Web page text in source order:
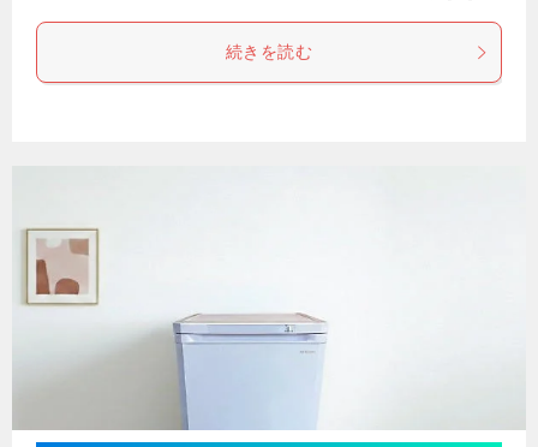
続きを読む